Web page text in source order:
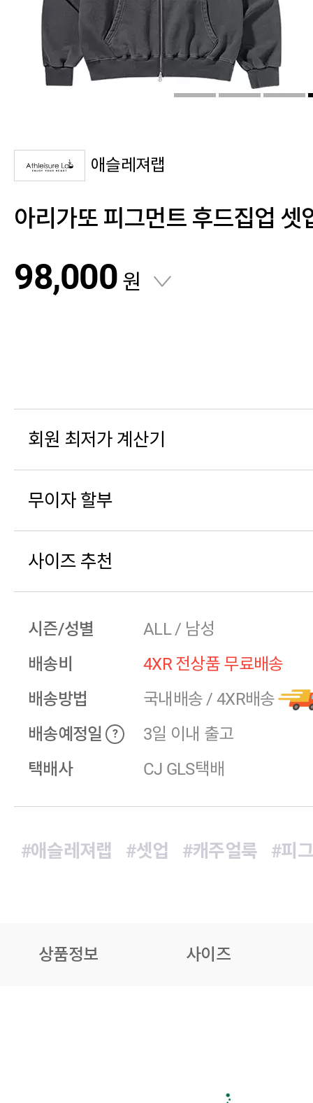
애슬레져랩
아리가또 피그먼트 후드집업 셋
98,000 원
회원 최저가 계산기
무이자 할부
사이즈 추천
시즌/성별
ALL / 남성
배송비
4XR 전상품 무료배송
배송방법
국내배송 / 4XR배송
배송예정일
?
3일 이내 출고
택배사
CJ GLS택배
#애슬레져랩 #셋업 #캐주얼룩 #피
상품정보 사이즈